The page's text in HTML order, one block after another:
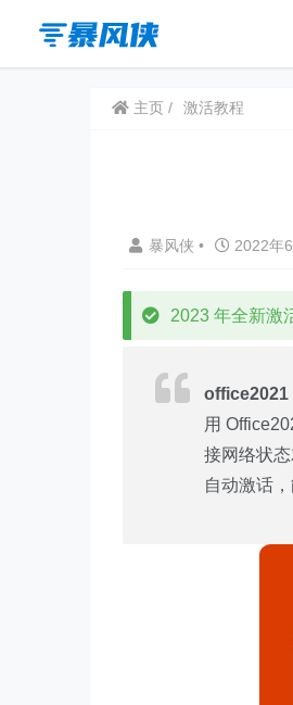
主页 激活教程
暴风侠 • 2022年
2023 年全新激
office2021
用
接网络状
自动激话